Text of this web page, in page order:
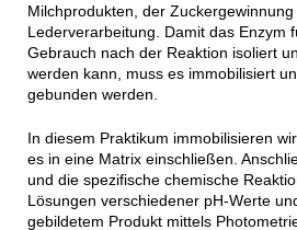
Milchprodukten, der
Lederverarbeitung. Damit das Enzym
Gebrauch nach der Reaktion isoliert
werden kann, muss es immobilisiert
gebunden werden.
In diesem Praktikum immobilisieren
es in eine Matrix einschließen.
und die spezifische chemische
Lösungen verschiedener pH-Werte
gebildetem Produkt mittels